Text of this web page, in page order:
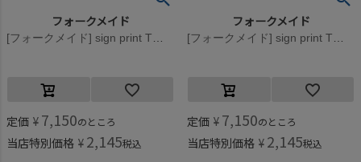
フォークメイド
[フォークメイド] sign print Tシャツ ブラック
定価 ¥ 7,150のところ
当店特別価格 ¥ 2,145税込
フォークメイド
[フォークメイド] sign print Tシャツ アイボリー
定価 ¥ 7,150のところ
当店特別価格 ¥ 2,145税込